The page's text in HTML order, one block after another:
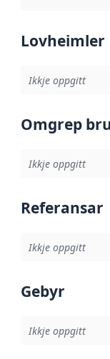
Lovheimler
Ikkje oppgitt
Omgrep
Ikkje oppgitt
Referansar
Ikkje oppgitt
Gebyr
Ikkje oppgitt